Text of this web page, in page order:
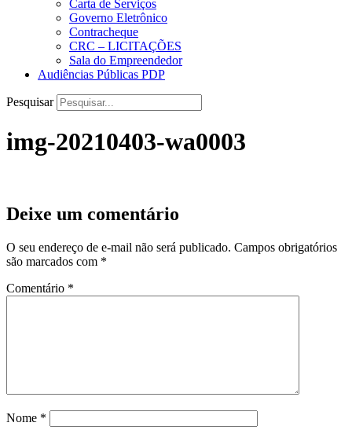
Carta de Serviços
Governo Eletrônico
Contracheque
CRC – LICITAÇÕES
Sala do Empreendedor
Audiências Públicas PDP
Pesquisar
img-20210403-wa0003
Deixe um comentário
O seu endereço de e-mail não será publicado. Campos obrigatórios
são marcados com *
Comentário *
Nome *